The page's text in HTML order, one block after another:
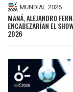
MUNDIAL 2026
MANÁ, ALEJANDRO
ENCABEZARÍAN EL
2026